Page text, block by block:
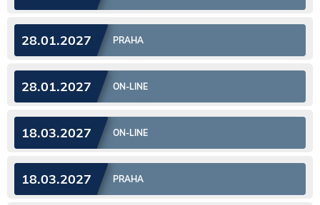
28.01.2027 PRAHA
28.01.2027 ON-LINE
18.03.2027 ON-LINE
18.03.2027 PRAHA